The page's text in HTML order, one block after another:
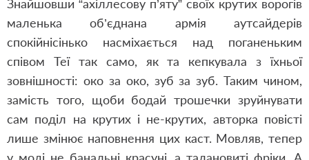
Знайшовши “ахіллесову п’яту” своїх крутих ворогів
маленька об’єднана армія аутсайдерів
спокійнісінько насміхається над поганеньким
співом Теї так само, як та кепкувала з їхньої
зовнішності: око за око, зуб за зуб. Таким чином,
замість того, щоби бодай трошечки зруйнувати
сам поділ на крутих і не-крутих, авторка повісті
лише змінює наповнення цих каст. Мовляв, тепер